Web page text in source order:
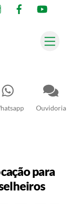
Ouvidoria
InstagramFacebook
para